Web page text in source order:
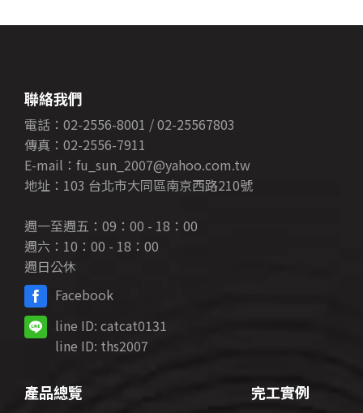
聯絡我們
電話：02-2556-8001 / 02-25567803
傳真：02-2556-7911
E-mail：fu_sun_2007@yahoo.com.tw
地址：103 台北市大同區南京西路210號
週一至週五：09：00 - 18：00
週六：10：00 - 18：00
週日公休
Facebook
line ID: catcat0131
line ID: ths2007
產品總覽 完工實例